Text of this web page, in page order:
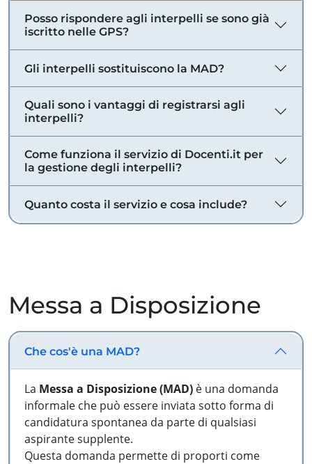
Posso rispondere agli interpelli se sono già
iscritto nelle GPS?
Gli interpelli sostituiscono la MAD?
Quali sono i vantaggi di registrarsi agli
interpelli?
Come funziona il servizio di Docenti.it per
la gestione degli interpelli?
Quanto costa il servizio e cosa include?
Messa a Disposizione
Che cos'è una MAD?
La Messa a Disposizione (MAD) è una domanda
informale che può essere inviata sotto forma di
candidatura spontanea da parte di qualsiasi
aspirante supplente.
Questa domanda permette di proporti come